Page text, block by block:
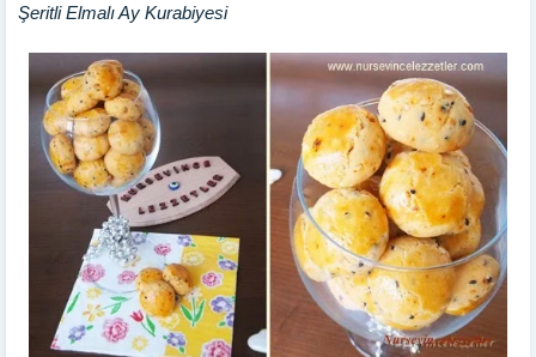
Şeritli Elmalı Ay Kurabiyesi